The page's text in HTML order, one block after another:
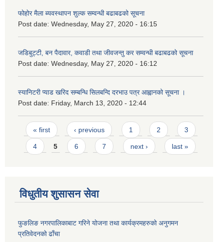
फोहोर मैला ब्यवस्थापन शुल्क सम्वन्धी बढाबढको सूचना
Post date: Wednesday, May 27, 2020 - 16:15
जडिबुट्टी, बन पैदावार, कवाडी तथा जीवजन्तु कर सम्वन्धी बढाबढको सूचना
Post date: Wednesday, May 27, 2020 - 16:12
स्यानिटरी प्याड खरिद सम्बन्धि सिलबन्दि दरभाउ पत्र आह्वानको सूचना ।
Post date: Friday, March 13, 2020 - 12:44
Pages
« first ‹ previous 1 2 3
4 5 6 7 next › last »
विधुतीय शुसासन सेवा
फुङलिङ नगरपालिकाबाट गरिने योजना तथा कार्यक्रमहरुको अनुगमन
प्रतिवेदनको ढाँचा